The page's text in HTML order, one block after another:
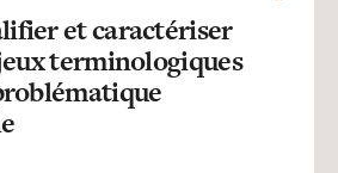
et caractériser
terminologiques